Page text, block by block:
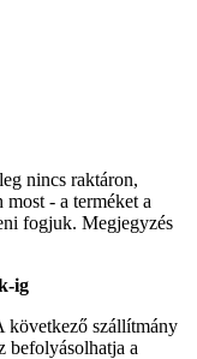
nincs raktáron,
most - a terméket a
fogjuk. Megjegyzés
ig
következő szállítmány
befolyásolhatja a